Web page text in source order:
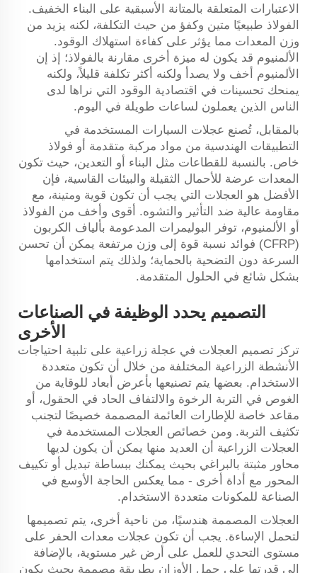
الاعتبارات المتعلقة بالمتانة الأسبقية على البناء الخفيف.
الفولاذ طبيعيًا متين وكفؤ من حيث التكلفة، لكنه يزيد من
وزن المعدات مما يؤثر على كفاءة استهلاك الوقود.
الألمنيوم قد يكون له ميزة أخرى مقارنة بالفولاذ؛ إذ إن
الألمنيوم أخف ولا يصدأ ولكنه أكثر تكلفة قليلاً، ولكنه
يمنحك تحسينات في اقتصادية الوقود التي نراها لدى
الناس الذين يعملون لساعات طويلة في اليوم.
بالمقابل، تُصنع عجلات السيارات المستخدمة في
التطبيقات الهندسية من مواد مركبة متقدمة أو فولاذ
خاص. بالنسبة للقطاعات مثل البناء أو التعدين، حيث تكون
المعدات عرضة للأحمال الثقيلة والبيئات القاسية، فإن
الأفضل هو العجلات التي يجب أن تكون قوية ومتينة، مع
مقاومة عالية ضد التأثير والتشوه. أقوى وأخف من الفولاذ
أو الألمنيوم، توفر البوليمرات المدعومة بألياف الكربون
(CFRP) فوائد نسبة قوة إلى وزن مرتفعة يمكن أن تحسن
السرعة دون التضحية بالحماية؛ ولذلك يتم استخدامها
بشكل شائع في الحلول المتقدمة.
التصميم يحدد الوظيفة في الصناعات
الأخرى
تركز تصميم العجلات في عجلة زراعية على تلبية احتياجات
الأنشطة الزراعية المختلفة من خلال أن تكون متعددة
الاستخدام. بعضها يتم تصنيعها بأعرض أبعاد للوقاية من
الغوص في التربة الرخوة والالتفاف الحاد في الحقول، أو
مقاعد خاصة للإطارات العائمة المصممة خصيصًا لتجنب
تكثيف التربة. ومن خصائص العجلات المستخدمة في
العجلات الزراعية أن العديد منها يمكن أن يكون لديها
محاور مثبتة بالبراغي بحيث يمكنك ببساطة تبديل أو تكييف
المحور مع أداة أخرى - مما يعكس الحاجة الأوسع في
الصناعة للمكونات متعددة الاستخدام.
العجلات المصممة هندسيًا، من ناحية أخرى، يتم تصميمها
لتحمل الإساءة. يجب أن تكون عجلات معدات الحفر على
مستوى التحدي للعمل على أرض غير مستوية، بالإضافة
إلى قدرتها على حمل الأوزان بطريقة مصممة بحيث يكون